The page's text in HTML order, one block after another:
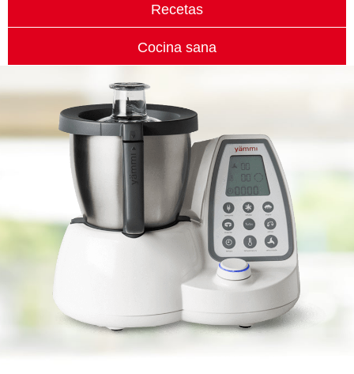
Recetas
Cocina sana